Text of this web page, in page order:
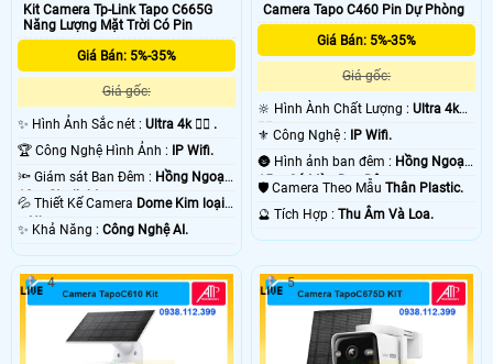
Kit Camera Tp-Link Tapo C665G
Năng Lượng Mặt Trời Có Pin
Giá Bán: 5%-35%
Giá gốc:
✨ Hình Ảnh Sắc nét : Ultra 4k 👍🏾 .
🏆 Công Nghệ Hình Ảnh :
IP Wifi.
🔦 Giám sát Ban Đêm : Hồng Ngoại
10m Starlight.
💦 Thiết Kế Camera Dome Kim loại
+ Nhựa.
️✨ Khả Năng : Công Nghệ AI.
Camera Tapo C460 Pin Dự Phòng
Giá Bán: 5%-35%
Giá gốc:
🔆 Hình Ành Chất Lượng :Ultra 4k
👍🏾 .
⚜️ Công Nghệ :
IP Wifi.
🌚 Hình ảnh ban đêm : Hồng Ngoại
15m Có Màu Ban Ðêm.
🛡 Camera Theo MẫuThân Plastic.
️🔮 Tích Hợp :Thu Âm Và Loa.
4 5